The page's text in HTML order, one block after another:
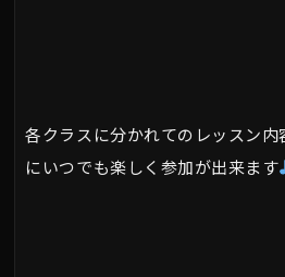
各クラスに分かれてのレッスン内
にいつでも楽しく参加が出来ます